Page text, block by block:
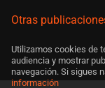
Otras
Utilizamos cookies de
audiencia y mostrar
navegación. Si sigues
información